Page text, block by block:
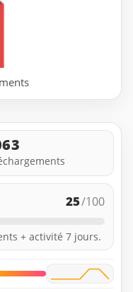
25/100
+ activité 7 jours.